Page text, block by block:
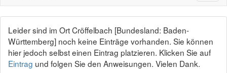
Leider sind im Ort Cröffelbach [Bundesland: Baden-
Württemberg] noch keine Einträge vorhanden. Sie können
hier jedoch selbst einen Eintrag platzieren. Klicken Sie auf
Eintrag und folgen Sie den Anweisungen. Vielen Dank.